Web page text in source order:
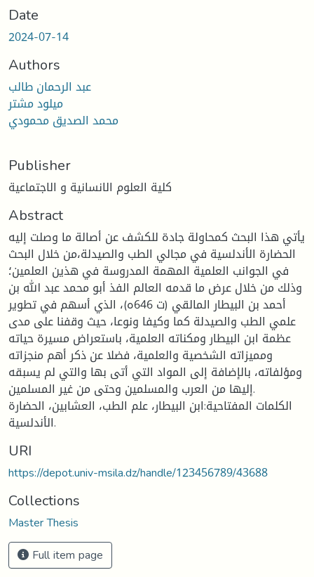
Date
2024-07-14
Authors
عبد الرحمان طالب
ميلود مشتر
محمد الصديق محمودي
Publisher
كلية العلوم الانسانية و الاجتماعية
Abstract
يأتي هذا البحث كمحاولة جادة للكشف عن أصالة ما وصلت إليه
الحضارة الأندلسية في مجالي الطب والصيدلة،من خلال البحث
في الجوانب العلمية المهمة المدروسة في هذين العلمين؛
وذلك من خلال عرض ما قدمه العالم الفذ أبو محمد عبد الله بن
أحمد بن البيطار المالقي (ت 646ه)، الذي أسهم في تطوير
علمي الطب والصيدلة كما وكيفا ونوعا، حيث وقفنا على مدى
عظمة ابن البيطار ومكناته العلمية، باستعراض مسيرة حياته
ومميزاته الشخصية والعلمية، فضلا عن ذكر أهم منجزاته
ومؤلفاته، بالإضافة إلى المواد التي أتى بها والتي لم يسبقه
إليها من العرب والمسلمين وحتى من غير المسلمين.
الكلمات المفتاحية:ابن البيطار، علم الطب، العشابين، الحضارة
الأندلسية.
URI
https://depot.univ-msila.dz/handle/123456789/43688
Collections
Master Thesis
Full item page